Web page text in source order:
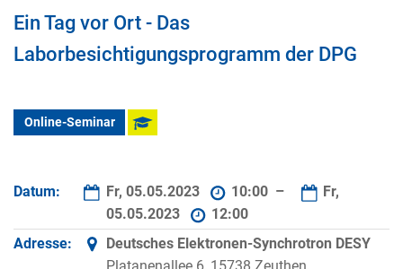
Ein Tag vor Ort - Das
Laborbesichtigungsprogramm der DPG
Online-Seminar
Datum: Fr, 05.05.2023 10:00 –
Fr,
05.05.2023
12:00
Adresse:
Deutsches Elektronen-Synchrotron DESY